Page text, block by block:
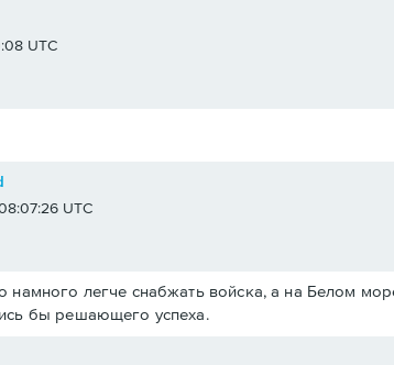
UTC
UTC
намного легче снабжать войска, а на Белом
бы решающего успеха.